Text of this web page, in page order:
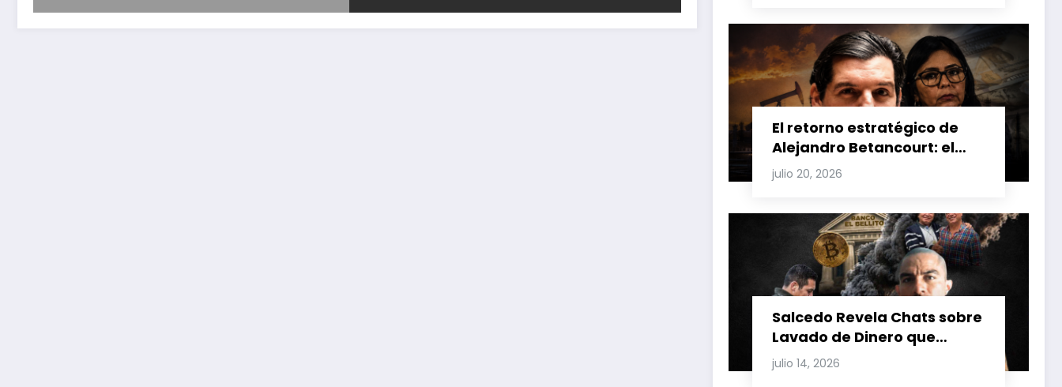
El retorno estratégico de
Alejandro Betancourt: el
bolichico que desafía la
justicia y renueva su poder
venezolana
julio 20, 2026
Salcedo Revela Chats sobre
Lavado de Dinero que
Involucran a Glas, Correa y
Juan Fernando Petro en el
julio 14, 2026